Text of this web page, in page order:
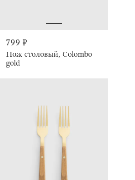
799 ₽
Нож столовый, Colombo
gold